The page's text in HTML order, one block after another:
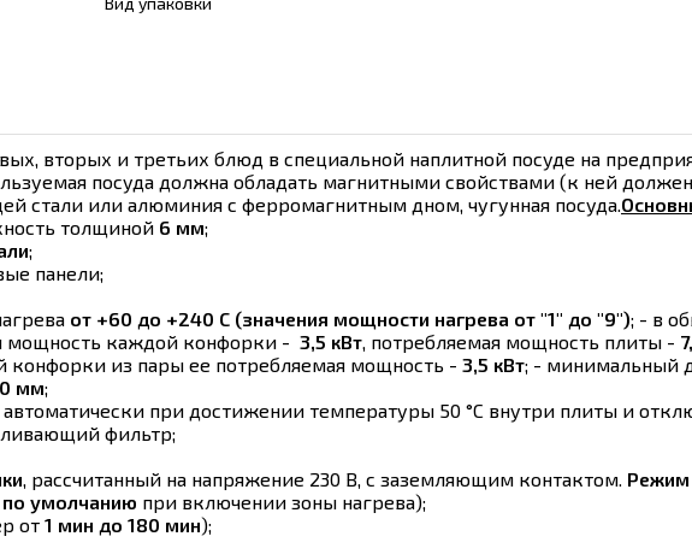
вторых и третьих блюд в специальной наплитной посуде на
посуда должна обладать магнитными свойствами (к ней
стали или алюминия с ферромагнитным дном, чугунная посуда.
толщиной 6 мм;
;
панели;
от +60 до +240 С (значения мощности нагрева от "1" до "9"); - в
мощность каждой конфорки - 3,5 кВт, потребляемая мощность плиты -
из пары ее потребляемая мощность - 3,5 кВт; - минимальный
мм;
автоматически при достижении температуры 50 °С внутри плиты и
фильтр;
, рассчитанный на напряжение 230 В, с заземляющим контактом. Режим
по умолчанию при включении зоны нагрева);
от 1 мин до 180 мин);